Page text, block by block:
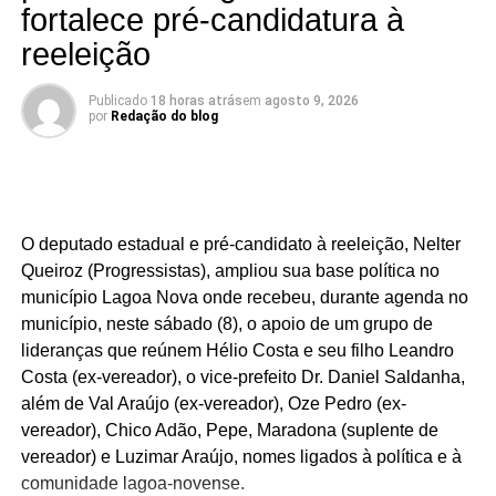
fortalece pré-candidatura à
reeleição
Publicado 18 horas atrásem agosto 9, 2026
por Redação do blog
O deputado estadual e pré-candidato à reeleição, Nelter
Queiroz (Progressistas), ampliou sua base política no
município Lagoa Nova onde recebeu, durante agenda no
município, neste sábado (8), o apoio de um grupo de
lideranças que reúnem Hélio Costa e seu filho Leandro
Costa (ex-vereador), o vice-prefeito Dr. Daniel Saldanha,
além de Val Araújo (ex-vereador), Oze Pedro (ex-
vereador), Chico Adão, Pepe, Maradona (suplente de
vereador) e Luzimar Araújo, nomes ligados à política e à
comunidade lagoa-novense.